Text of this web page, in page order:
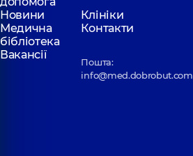
Новини
Клініки
Медична
бібліотека
Контакти
Вакансії
Пошта:
info@med.dobrobut.com